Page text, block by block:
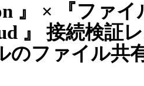
』 × 『ファ
』 接続検証
のファイル共